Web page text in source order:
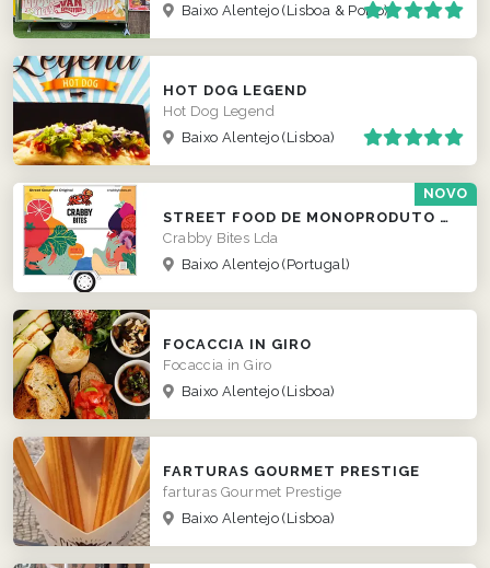
Baixo Alentejo(Lisboa & Porto)
HOT DOG LEGEND
Hot Dog Legend
Baixo Alentejo(Lisboa)
NOVO
STREET FOOD DE MONOPRODUTO DE CARANGUEJO
Crabby Bites Lda
Baixo Alentejo(Portugal)
FOCACCIA IN GIRO
Focaccia in Giro
Baixo Alentejo(Lisboa)
FARTURAS GOURMET PRESTIGE
farturas Gourmet Prestige
Baixo Alentejo(Lisboa)